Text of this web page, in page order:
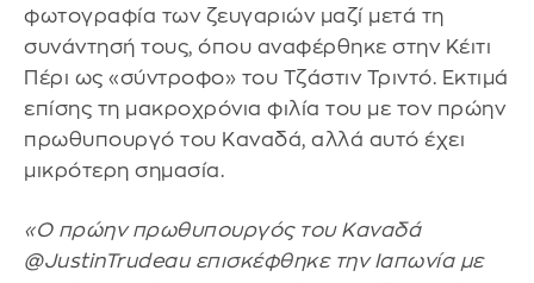
φωτογραφία των ζευγαριών μαζί μετά τη
συνάντησή τους, όπου αναφέρθηκε στην Κέιτι
Πέρι ως «σύντροφο» του Τζάστιν Τριντό. Εκτιμά
επίσης τη μακροχρόνια φιλία του με τον πρώην
πρωθυπουργό του Καναδά, αλλά αυτό έχει
μικρότερη σημασία.
«Ο πρώην πρωθυπουργός του Καναδά
@JustinTrudeau επισκέφθηκε την Ιαπωνία με